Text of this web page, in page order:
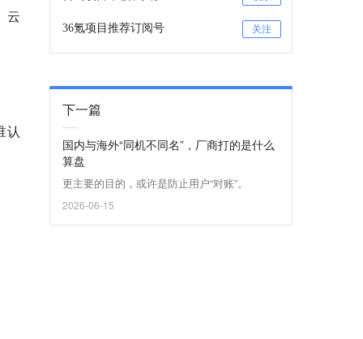
云
认
36氪项目推荐订阅号 关注
下一篇
国内与海外“同机不同名”，厂商打的是什么
算盘
更主要的目的，或许是防止用户“对账”。
2026-06-15